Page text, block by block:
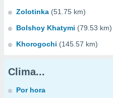
Zolotinka (51.75 km)
Bolshoy Khatymi (79.53 km)
Khorogochi (145.57 km)
Clima...
Por hora